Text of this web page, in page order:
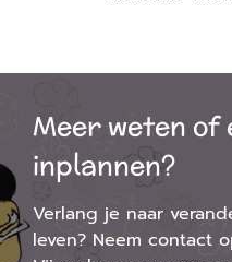
Meer weten of
inplannen?
Verlang je naar
leven? Neem contact